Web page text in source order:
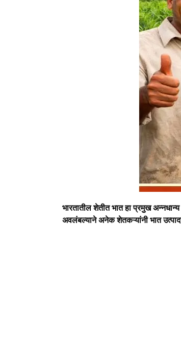
भारतातील शेतीत भात हा प्रमुख
अवलंबल्याने अनेक शेतकऱ्यांनी भात